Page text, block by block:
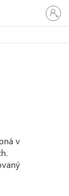
sa
k
kontu
v